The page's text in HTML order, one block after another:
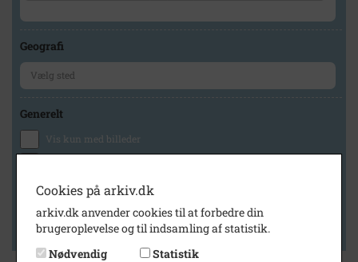
Geografi
Generelt
Vis kun med billeder
Vis kun med lydklip
Vis kun med kilder
Vis kun med geo-tag
Cookies på arkiv.dk
arkiv.dk anvender cookies til at forbedre din
brugeroplevelse og til indsamling af statistik.
Nødvendig
Statistik